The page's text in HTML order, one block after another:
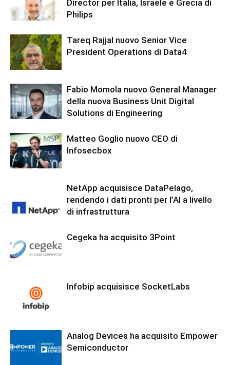
Director per Italia, Israele e Grecia di
Philips
Tareq Rajjal nuovo Senior Vice
President Operations di Data4
Fabio Momola nuovo General Manager
della nuova Business Unit Digital
Solutions di Engineering
Matteo Goglio nuovo CEO di
Infosecbox
NetApp acquisisce DataPelago,
rendendo i dati pronti per l’AI a livello
di infrastruttura
Cegeka ha acquisito 3Point
Infobip acquisisce SocketLabs
Analog Devices ha acquisito Empower
Semiconductor